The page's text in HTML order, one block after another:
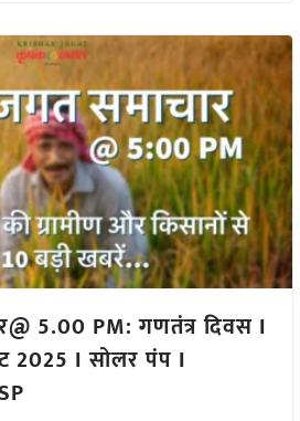
5.00 PM: गणतंत्र दिवस I
2025 I सोलर पंप I